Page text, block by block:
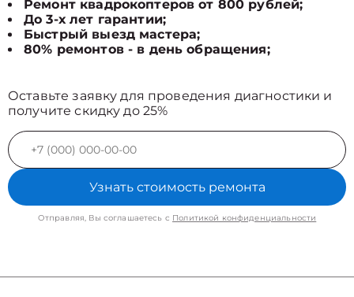
Ремонт квадрокоптеров от 800 рублей;
До 3-х лет гарантии;
Быстрый выезд мастера;
80% ремонтов - в день обращения;
Оставьте заявку для проведения диагностики и
получите скидку до 25%
Узнать стоимость ремонта
Отправляя, Вы соглашаетесь с Политикой конфиденциальности